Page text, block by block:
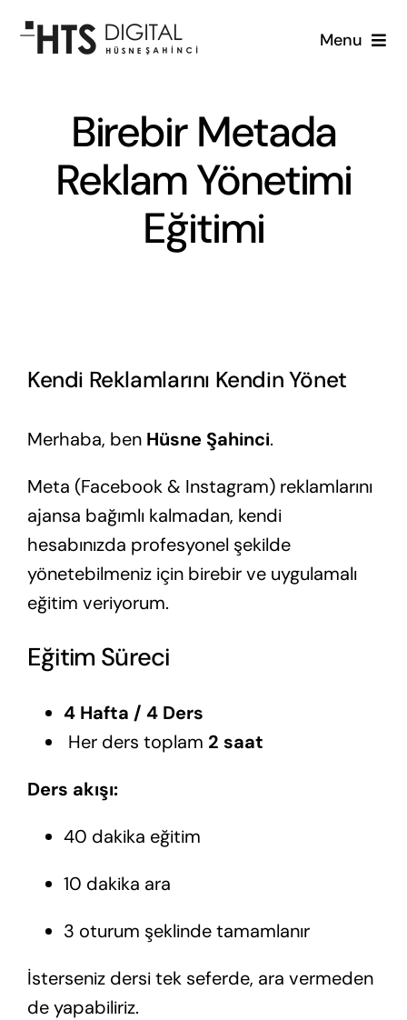
Menu
Hizmetlerimiz
Hakkımızda
Bloglar
Birebir Metada
Reklam Yönetimi
Eğitimi
Kendi Reklamlarını Kendin Yönet
Merhaba, ben Hüsne Şahinci.
Meta (Facebook & Instagram) reklamlarını
ajansa bağımlı kalmadan, kendi
hesabınızda profesyonel şekilde
yönetebilmeniz için birebir ve uygulamalı
eğitim veriyorum.
Eğitim Süreci
4 Hafta / 4 Ders
Her ders toplam 2 saat
Ders akışı:
40 dakika eğitim
10 dakika ara
3 oturum şeklinde tamamlanır
İsterseniz dersi tek seferde, ara vermeden
de yapabiliriz.